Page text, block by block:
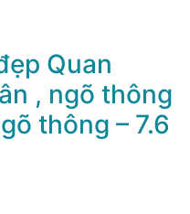
Quan
, ngõ thông
thông – 7.6